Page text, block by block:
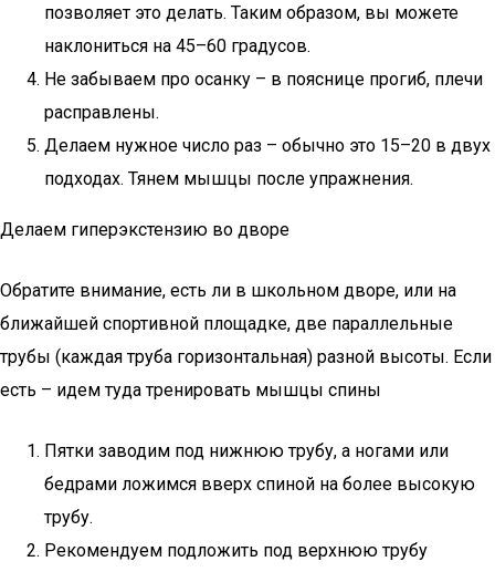
позволяет это делать. Таким образом, вы можете
наклониться на 45–60 градусов.
Не забываем про осанку – в пояснице прогиб, плечи
расправлены.
Делаем нужное число раз – обычно это 15–20 в двух
подходах. Тянем мышцы после упражнения.
Делаем гиперэкстензию во дворе
Обратите внимание, есть ли в школьном дворе, или на
ближайшей спортивной площадке, две параллельные
трубы (каждая труба горизонтальная) разной высоты. Если
есть – идем туда тренировать мышцы спины
Пятки заводим под нижнюю трубу, а ногами или
бедрами ложимся вверх спиной на более высокую
трубу.
Рекомендуем подложить под верхнюю трубу